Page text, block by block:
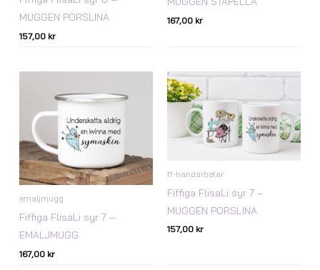
MUGGEN PORSLINA
157,00 kr
167,00 kr
emaljmugg
Fiffiga FlisaLi syr 7 –
EMALJMUGG
167,00 kr
ff-handarbetar
Fiffiga FlisaLi syr 7 –
MUGGEN PORSLINA
157,00 kr